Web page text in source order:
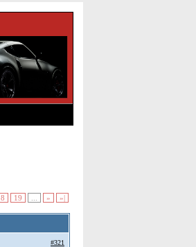
19 » »|
#321